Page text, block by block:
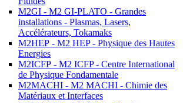
M2GI - M2 GI-PLATO - Grandes
installations - Plasmas, Lasers,
Accélérateurs, Tokamaks
M2HEP - M2 HEP - Physique des Hautes
Energies
M2ICFP - M2 ICFP - Centre International
de Physique Fondamentale
M2MACHI - M2 MACHI - Chimie des
Matériaux et Interfaces